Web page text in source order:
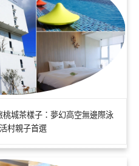
桃城茶樣子：夢幻高空無邊際泳
村親子首選